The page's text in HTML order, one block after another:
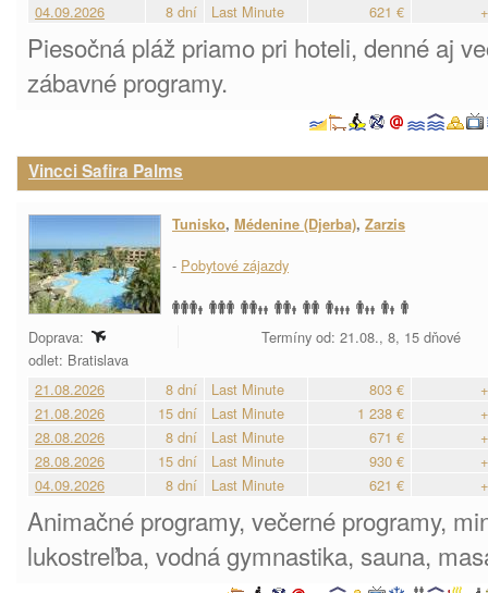
04.09.2026
8 dní Last Minute 621 €
Piesočná pláž priamo pri hoteli, denné aj
zábavné programy.
Vincci Safira Palms
Tunisko, Médenine (Djerba), Zarzis
- Pobytové zájazdy
Doprava:
Termíny od: 21.08., 8, 15 dňové
odlet: Bratislava
21.08.2026
8 dní Last Minute 803 €
21.08.2026
15 dní Last Minute 1 238 €
28.08.2026
8 dní Last Minute 671 €
28.08.2026
15 dní Last Minute 930 €
04.09.2026
8 dní Last Minute 621 €
Animačné programy, večerné programy,
lukostreľba, vodná gymnastika, sauna,